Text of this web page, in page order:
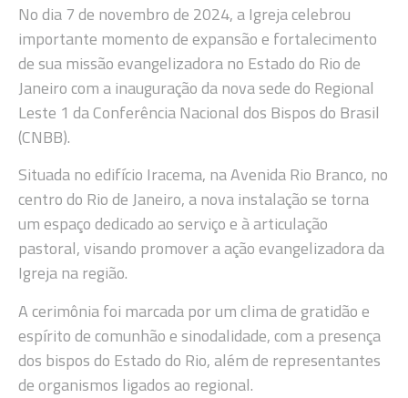
No dia 7 de novembro de 2024, a Igreja celebrou
importante momento de expansão e fortalecimento
de sua missão evangelizadora no Estado do Rio de
Janeiro com a inauguração da nova sede do Regional
Leste 1 da Conferência Nacional dos Bispos do Brasil
(CNBB).
Situada no edifício Iracema, na Avenida Rio Branco, no
centro do Rio de Janeiro, a nova instalação se torna
um espaço dedicado ao serviço e à articulação
pastoral, visando promover a ação evangelizadora da
Igreja na região.
A cerimônia foi marcada por um clima de gratidão e
espírito de comunhão e sinodalidade, com a presença
dos bispos do Estado do Rio, além de representantes
de organismos ligados ao regional.